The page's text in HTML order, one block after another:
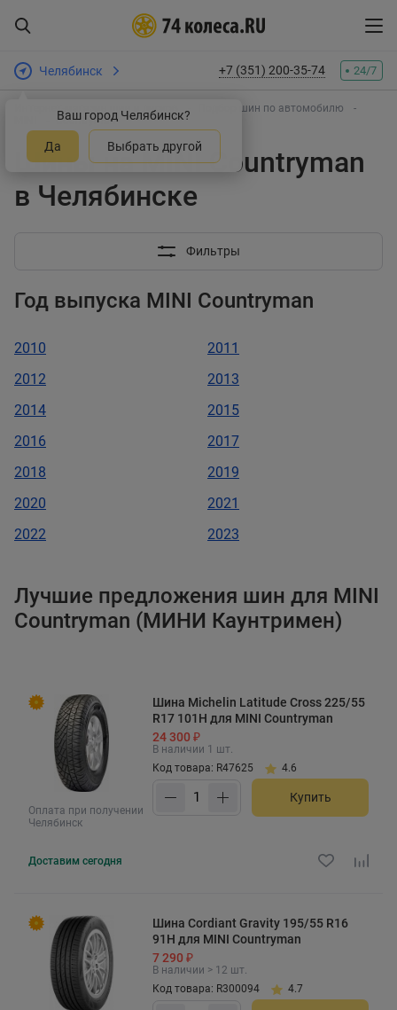
Челябинск
Ваш город Челябинск?
Да Выбрать другой
+7 (351) 200-35-74 24/7
Интернет-магазин шин и дисков
Подбор шин по автомобилю
Countryman
Шины на MINI Countryman
в Челябинске
Фильтры
Год выпуска MINI Countryman
2010
2011
2012
2013
2014
2015
2016
2017
2018
2019
2020
2021
2022
2023
Лучшие предложения шин для MINI
Countryman (МИНИ Каунтримен)
Оплата при получении
Челябинск
Шина Michelin Latitude Cross 225/55
R17 101H для MINI Countryman
24 300 ₽
В наличии 1 шт.
Код товара: R47625
4.6
Купить
Доставим сегодня
Шина Cordiant Gravity 195/55 R16
91H для MINI Countryman
7 290 ₽
В наличии > 12 шт.
Код товара: R300094
4.7